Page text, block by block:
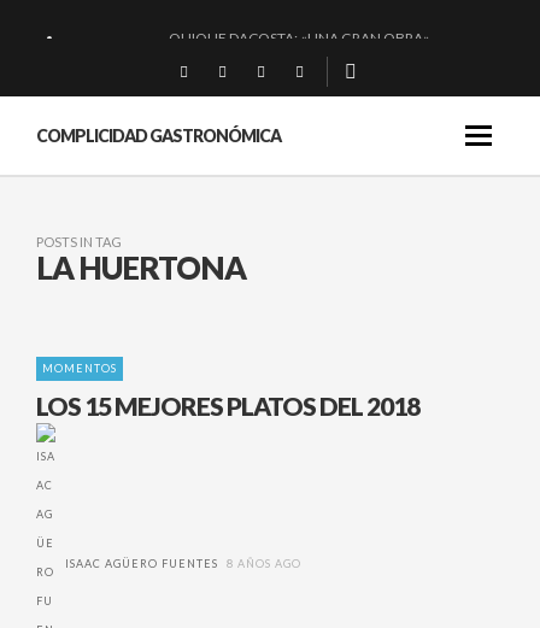
QUIQUE DACOSTA: «UNA GRAN OBRA»
EL BARUCO DE ANERO: MUCHO MÁS QUE UN BAR.
MONTIA: ESENCIAL Y BRILLANTE.
COMPLICIDAD GASTRONÓMICA
POSTS IN TAG
LA HUERTONA
MOMENTOS
LOS 15 MEJORES PLATOS DEL 2018
ISAAC AGÜERO FUENTES 8 AÑOS AGO